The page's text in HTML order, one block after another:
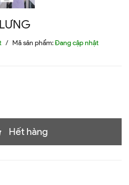
/ Mã sản phẩm:Đang cập nhật
Hết hàng